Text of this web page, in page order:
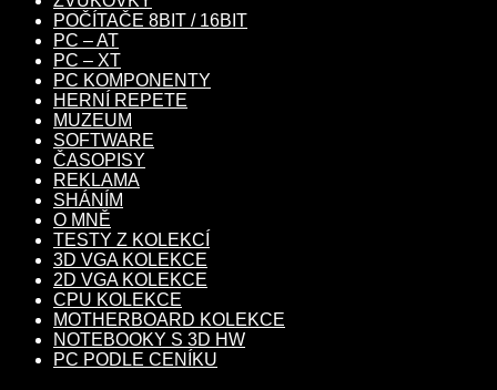
POČÍTAČE 8BIT / 16BIT
PC – AT
PC – XT
PC KOMPONENTY
HERNÍ REPETE
MUZEUM
SOFTWARE
ČASOPISY
REKLAMA
SHÁNÍM
O MNĚ
TESTY Z KOLEKCÍ
3D VGA KOLEKCE
2D VGA KOLEKCE
CPU KOLEKCE
MOTHERBOARD KOLEKCE
NOTEBOOKY S 3D HW
PC PODLE CENÍKU